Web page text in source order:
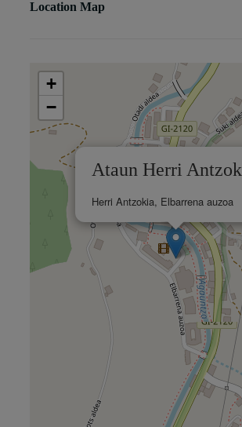
Location Map
Ataun Herri
Herri Antzokia, Elbarrena auzoa
+
−